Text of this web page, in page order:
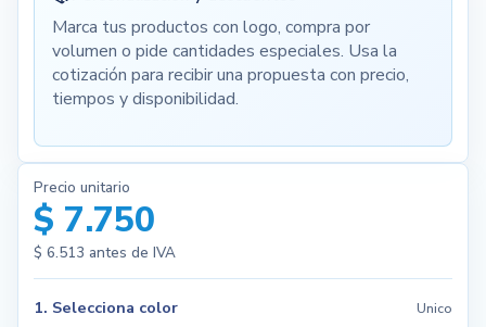
Marca tus productos con logo, compra por
volumen o pide cantidades especiales. Usa la
cotización para recibir una propuesta con precio,
tiempos y disponibilidad.
Precio unitario
$ 7.750
$ 6.513 antes de IVA
1. Selecciona color Unico